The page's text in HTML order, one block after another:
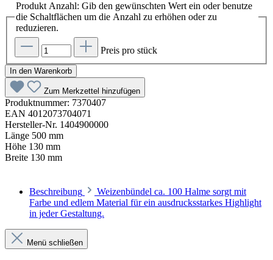
Produkt Anzahl: Gib den gewünschten Wert ein oder benutze
die Schaltflächen um die Anzahl zu erhöhen oder zu
reduzieren.
Preis pro stück
In den Warenkorb
Zum Merkzettel hinzufügen
Produktnummer: 7370407
EAN 4012073704071
Hersteller-Nr. 1404900000
Länge 500 mm
Höhe 130 mm
Breite 130 mm
Beschreibung
Weizenbündel ca. 100 Halme sorgt mit
Farbe und edlem Material für ein ausdrucksstarkes Highlight
in jeder Gestaltung.
Menü schließen